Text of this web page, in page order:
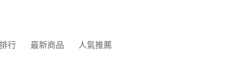
行 最新商品 人氣推薦